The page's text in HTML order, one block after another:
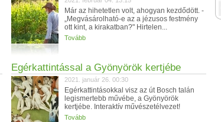
Már az hihetetlen volt, ahogyan kezdődött. -
„Megvásárolható-e az a jézusos festmény
ott kint, a kirakatban?" Hirtelen...
Tovább
Egérkattintással a Gyönyörök kertjébe
2021. január 26. 00:30
Egérkattintásokkal visz az út Bosch talán
legismertebb művébe, a Gyönyörök
kertjébe. Interaktív művészetélvezet!
Tovább